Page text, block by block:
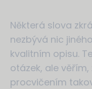
Některá slova
nezbývá nic
kvalitním opisu.
otázek, ale
procvičením